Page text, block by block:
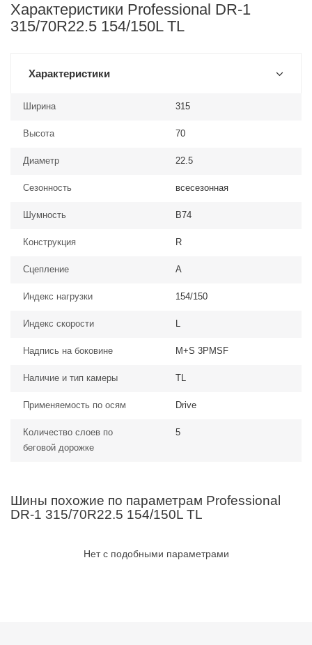
Характеристики Professional DR-1
315/70R22.5 154/150L TL
Характеристики
Ширина 315
Высота 70
Диаметр 22.5
Сезонность всесезонная
Шумность B74
Конструкция R
Сцепление A
Индекс нагрузки 154/150
Индекс скорости L
Надпись на боковине M+S 3PMSF
Наличие и тип камеры TL
Применяемость по осям Drive
Количество слоев по
беговой дорожке
5
Шины похожие по параметрам Professional
DR-1 315/70R22.5 154/150L TL
Нет с подобными параметрами